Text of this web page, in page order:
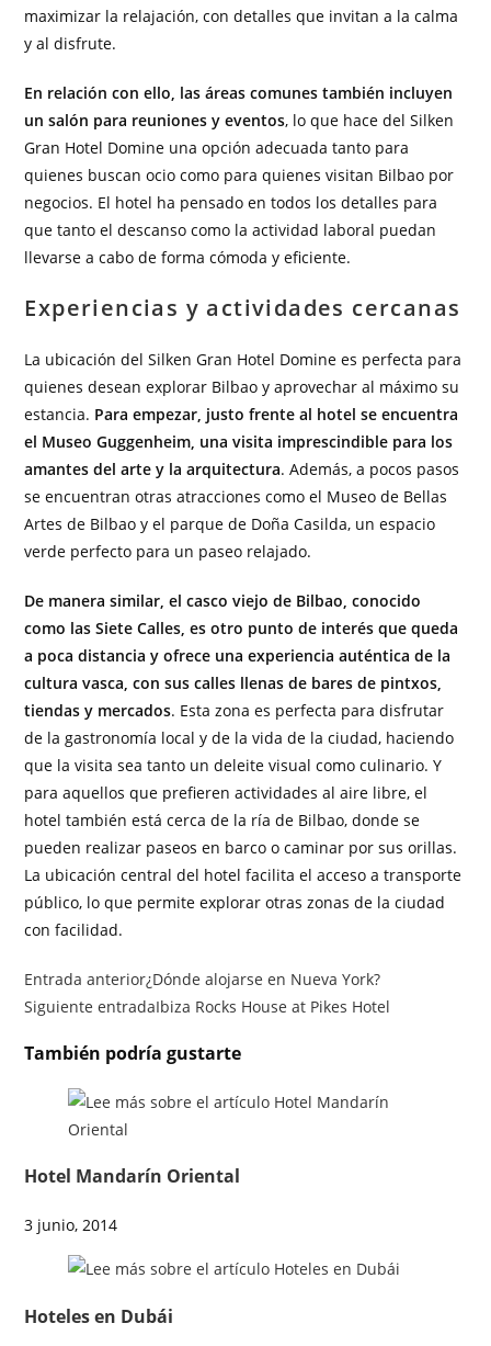
maximizar la relajación, con detalles que invitan a la calma
y al disfrute.
En relación con ello, las áreas comunes también incluyen
un salón para reuniones y eventos, lo que hace del Silken
Gran Hotel Domine una opción adecuada tanto para
quienes buscan ocio como para quienes visitan Bilbao por
negocios. El hotel ha pensado en todos los detalles para
que tanto el descanso como la actividad laboral puedan
llevarse a cabo de forma cómoda y eficiente.
Experiencias y actividades cercanas
La ubicación del Silken Gran Hotel Domine es perfecta para
quienes desean explorar Bilbao y aprovechar al máximo su
estancia. Para empezar, justo frente al hotel se encuentra
el Museo Guggenheim, una visita imprescindible para los
amantes del arte y la arquitectura. Además, a pocos pasos
se encuentran otras atracciones como el Museo de Bellas
Artes de Bilbao y el parque de Doña Casilda, un espacio
verde perfecto para un paseo relajado.
De manera similar, el casco viejo de Bilbao, conocido
como las Siete Calles, es otro punto de interés que queda
a poca distancia y ofrece una experiencia auténtica de la
cultura vasca, con sus calles llenas de bares de pintxos,
tiendas y mercados. Esta zona es perfecta para disfrutar
de la gastronomía local y de la vida de la ciudad, haciendo
que la visita sea tanto un deleite visual como culinario. Y
para aquellos que prefieren actividades al aire libre, el
hotel también está cerca de la ría de Bilbao, donde se
pueden realizar paseos en barco o caminar por sus orillas.
La ubicación central del hotel facilita el acceso a transporte
público, lo que permite explorar otras zonas de la ciudad
con facilidad.
Entrada anterior¿Dónde alojarse en Nueva York?
Siguiente entradaIbiza Rocks House at Pikes Hotel
También podría gustarte
Hotel Mandarín Oriental
3 junio, 2014
Hoteles en Dubái